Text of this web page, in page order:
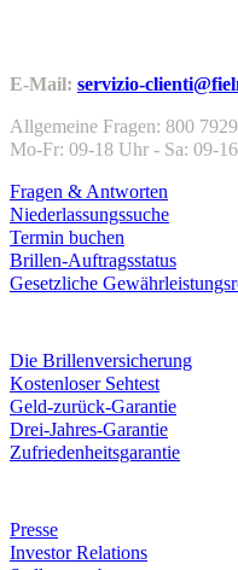
E-Mail: servizio-
Allgemeine Fragen: 800
Mo-Fr: 09-18 Uhr - Sa: 09-
Fragen & Antworten
Niederlassungssuche
Termin buchen
Brillen-Auftragsstatus
Gesetzliche
Die Brillenversicherung
Kostenloser Sehtest
Geld-zurück-Garantie
Drei-Jahres-Garantie
Zufriedenheitsgarantie
Presse
Investor Relations